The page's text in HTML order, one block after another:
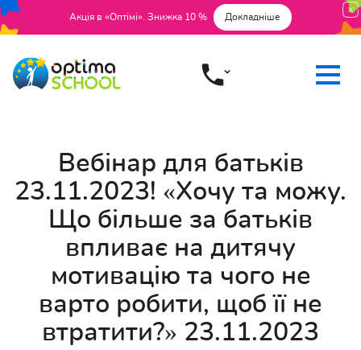
Акція в «Оптімі». Знижка 10 % Докладніше
Вебінар для батьків
23.11.2023! «Хочу та можу.
Що більше за батьків
впливає на дитячу
мотивацію та чого не
варто робити, щоб її не
втратити?» 23.11.2023